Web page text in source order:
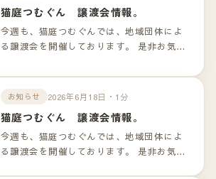
猫庭つむぐん 譲渡会情報。
今週も、猫庭つむぐんでは、地域団体によ
る譲渡会を開催しております。 是非お気軽
ンクよりご確認下さいませ。
お知らせ 2026年6月18日・1分
猫庭つむぐん 譲渡会情報。
今週も、猫庭つむぐんでは、地域団体によ
る譲渡会を開催しております。 是非お気軽